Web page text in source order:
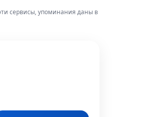
сервисы, упоминания даны в